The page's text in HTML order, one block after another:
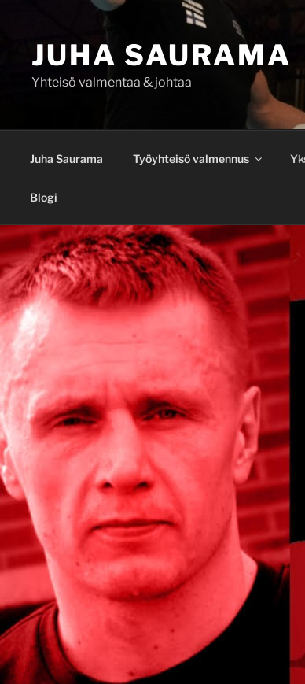
JUHA SAURAMA
Yhteisö valmentaa & johtaa
Juha Saurama Työyhteisö valmennus
Blogi